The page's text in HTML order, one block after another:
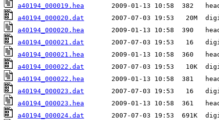
a40194_000019.hea
a40194_000020.dat
a40194_000020.hea
a40194_000021.dat
a40194_000021.hea
a40194_000022.dat
a40194_000022.hea
a40194_000023.dat
a40194_000023.hea
a40194_000024.dat